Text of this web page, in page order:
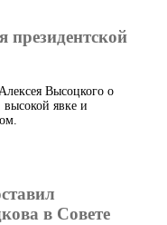
президентской
Высоцкого о
явке и
в Совете